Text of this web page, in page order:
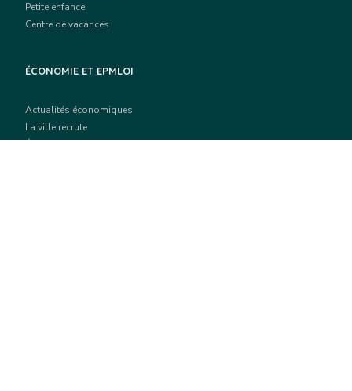
Petite enfance
Centre de vacances
ÉCONOMIE ET EPMLOI
Actualités économiques
La ville recrute